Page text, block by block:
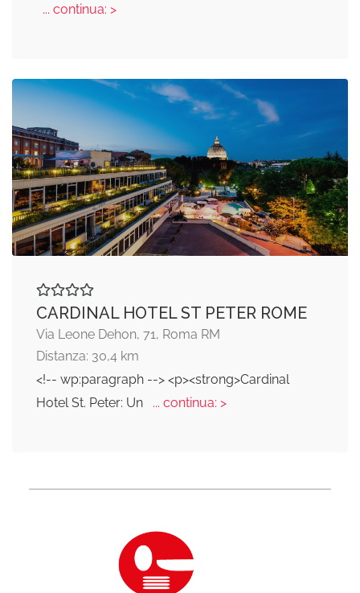
... continua: >
CARDINAL HOTEL ST PETER ROME
Via Leone Dehon, 71, Roma RM
Distanza: 30,4 km
<!-- wp:paragraph --> <p><strong>Cardinal
Hotel St. Peter: Un
... continua: >